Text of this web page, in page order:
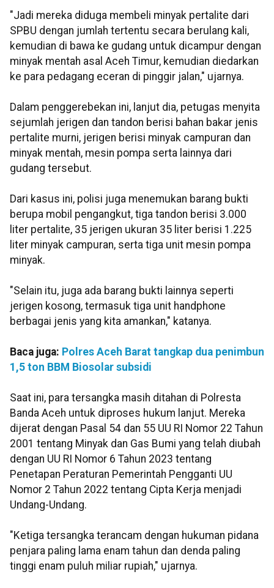
"Jadi mereka diduga membeli minyak pertalite dari
SPBU dengan jumlah tertentu secara berulang kali,
kemudian di bawa ke gudang untuk dicampur dengan
minyak mentah asal Aceh Timur, kemudian diedarkan
ke para pedagang eceran di pinggir jalan," ujarnya.
Dalam penggerebekan ini, lanjut dia, petugas menyita
sejumlah jerigen dan tandon berisi bahan bakar jenis
pertalite murni, jerigen berisi minyak campuran dan
minyak mentah, mesin pompa serta lainnya dari
gudang tersebut.
Dari kasus ini, polisi juga menemukan barang bukti
berupa mobil pengangkut, tiga tandon berisi 3.000
liter pertalite, 35 jerigen ukuran 35 liter berisi 1.225
liter minyak campuran, serta tiga unit mesin pompa
minyak.
"Selain itu, juga ada barang bukti lainnya seperti
jerigen kosong, termasuk tiga unit handphone
berbagai jenis yang kita amankan," katanya.
Baca juga: Polres Aceh Barat tangkap dua penimbun
1,5 ton BBM Biosolar subsidi
Saat ini, para tersangka masih ditahan di Polresta
Banda Aceh untuk diproses hukum lanjut. Mereka
dijerat dengan Pasal 54 dan 55 UU RI Nomor 22 Tahun
2001 tentang Minyak dan Gas Bumi yang telah diubah
dengan UU RI Nomor 6 Tahun 2023 tentang
Penetapan Peraturan Pemerintah Pengganti UU
Nomor 2 Tahun 2022 tentang Cipta Kerja menjadi
Undang-Undang.
"Ketiga tersangka terancam dengan hukuman pidana
penjara paling lama enam tahun dan denda paling
tinggi enam puluh miliar rupiah," ujarnya.